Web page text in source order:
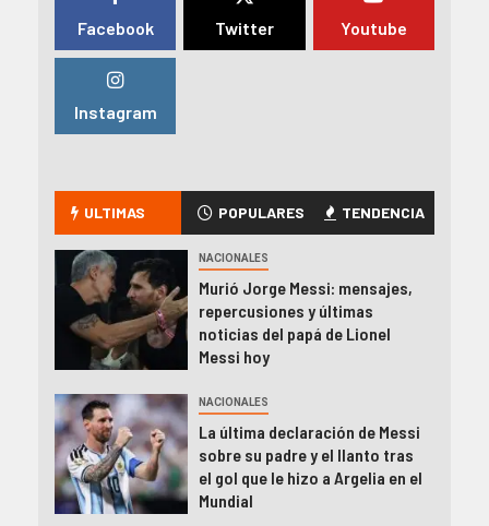
Facebook Twitter Youtube
Instagram
ULTIMAS POPULARES TENDENCIA
NACIONALES
Murió Jorge Messi: mensajes,
repercusiones y últimas
noticias del papá de Lionel
Messi hoy
NACIONALES
La última declaración de Messi
sobre su padre y el llanto tras
el gol que le hizo a Argelia en el
Mundial